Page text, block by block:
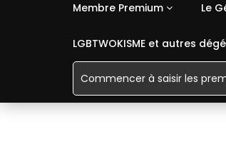
Membre Premium Le
LGBTWOKISME et autres